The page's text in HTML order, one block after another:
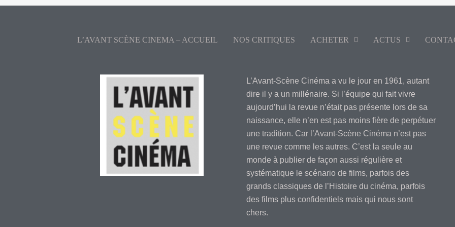
L’AVANT SCÈNE CINEMA – ACCUEIL NOS CRITIQUES ACHETER ACTUS
L’Avant-Scène Cinéma a vu le jour en 1961, autant
dire il y a un millénaire. Si l’équipe qui fait vivre
aujourd’hui la revue n’était pas présente lors de sa
naissance, elle n’en est pas moins fière de perpétuer
une tradition. Car l’Avant-Scène Cinéma n’est pas
une revue comme les autres. C’est la seule au
monde à publier de façon aussi régulière et
systématique le scénario de films, parfois des
grands classiques de l’Histoire du cinéma, parfois
des films plus confidentiels mais qui nous sont
chers.